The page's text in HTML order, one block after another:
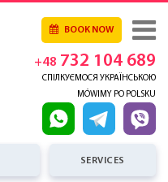
BOOK NOW
+48 732 104 689
СПІЛКУЄМОСЯ УКРАЇНСЬКОЮ
MÓWIMY PO POLSKU
SERVICES